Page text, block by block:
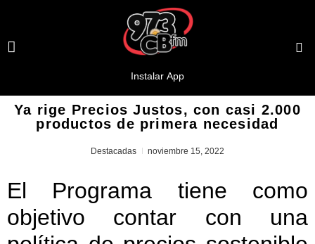
Ya rige Precios Justos, con casi 2.000
productos de primera necesidad
Destacadas noviembre 15, 2022
El Programa tiene como
objetivo contar con una